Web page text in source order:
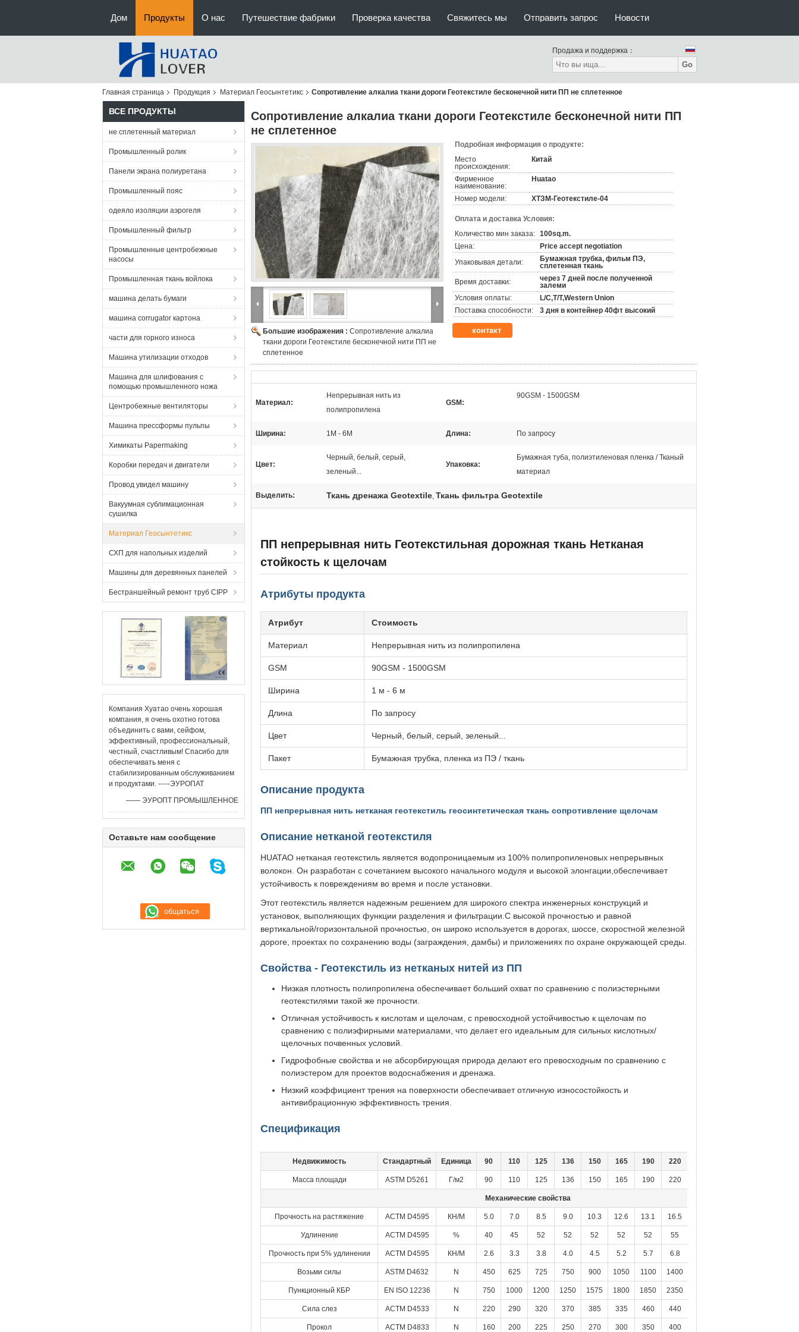
Дом Продукты О нас Путешествие фабрики Проверка качества Свяжитесь мы Отправить запрос Новости
Продажа и поддержка：
Go
Главная страница Продукция Материал Геосынтетикс Сопротивление алкалиа ткани дороги Геотекстиле бесконечной нити ПП не сплетенное
ВСЕ ПРОДУКТЫ
не сплетенный материал
Промышленный ролик
Панели экрана полиуретана
Промышленный пояс
одеяло изоляции аэрогеля
Промышленный фильтр
Промышленные центробежные
насосы
Промышленная ткань войлока
машина делать бумаги
машина corrugator картона
части для горного износа
Машина утилизации отходов
Машина для шлифования с
помощью промышленного ножа
Центробежные вентиляторы
Машина прессформы пульпы
Химикаты Papermaking
Коробки передач и двигатели
Провод увидел машину
Вакуумная сублимационная
сушилка
Материал Геосынтетикс
СХП для напольных изделий
Машины для деревянных панелей
Бестраншейный ремонт труб CIPP
Компания Хуатао очень хорошая
компания, я очень охотно готова
объединить с вами, сейфом,
эффективный, профессиональный,
честный, счастливым! Спасибо для
обеспечивать меня с
стабилизированным обслуживанием
и продуктами. -----ЭУРОПАТ
—— ЭУРОПТ ПРОМЫШЛЕННОЕ
Оставьте нам сообщение
Сопротивление алкалиа ткани дороги Геотекстиле бесконечной нити ПП
не сплетенное
Большие изображения : Сопротивление алкалиа
ткани дороги Геотекстиле бесконечной нити ПП не
сплетенное
Подробная информация о продукте:
Место
происхождения:
Китай
Фирменное
наименование:
Huatao
Номер модели: ХТЗМ-Геотекстиле-04
Оплата и доставка Условия:
Количество мин заказа: 100sq.m.
Цена:
Price accept negotiation
Упаковывая детали:
Бумажная трубка, фильм ПЭ,
сплетенная ткань
Время доставки:
через 7 дней после полученной
залеми
Условия оплаты:
L/C,T/T,Western Union
Поставка способности:
3 дня в контейнер 40фт высокий
контакт
Материал:
Непрерывная нить из
полипропилена
GSM:
90GSM - 1500GSM
Ширина: 1M - 6M Длина: По запросу
Цвет:
Черный, белый, серый,
зеленый...
Упаковка:
Бумажная туба, полиэтиленовая пленка / Тканый
материал
Выделить: Ткань дренажа Geotextile, Ткань фильтра Geotextile
ПП непрерывная нить Геотекстильная дорожная ткань Нетканая
стойкость к щелочам
Атрибуты продукта
Атрибут Стоимость
Материал Непрерывная нить из полипропилена
GSM 90GSM - 1500GSM
Ширина 1 м - 6 м
Длина По запросу
Цвет Черный, белый, серый, зеленый...
Пакет Бумажная трубка, пленка из ПЭ / ткань
Описание продукта
ПП непрерывная нить нетканая геотекстиль геосинтетическая ткань сопротивление щелочам
Описание нетканой геотекстиля
HUATAO нетканая геотекстиль является водопроницаемым из 100% полипропиленовых непрерывных
волокон. Он разработан с сочетанием высокого начального модуля и высокой элонгации,обеспечивает
устойчивость к повреждениям во время и после установки.
Этот геотекстиль является надежным решением для широкого спектра инженерных конструкций и
установок, выполняющих функции разделения и фильтрации.С высокой прочностью и равной
вертикальной/горизонтальной прочностью, он широко используется в дорогах, шоссе, скоростной железной
дороге, проектах по сохранению воды (заграждения, дамбы) и приложениях по охране окружающей среды.
Свойства - Геотекстиль из нетканых нитей из ПП
Низкая плотность полипропилена обеспечивает больший охват по сравнению с полиэстерными
геотекстилями такой же прочности.
Отличная устойчивость к кислотам и щелочам, с превосходной устойчивостью к щелочам по
сравнению с полиэфирными материалами, что делает его идеальным для сильных кислотных/
щелочных почвенных условий.
Гидрофобные свойства и не абсорбирующая природа делают его превосходным по сравнению с
полиэстером для проектов водоснабжения и дренажа.
Низкий коэффициент трения на поверхности обеспечивает отличную износостойкость и
антивибрационную эффективность трения.
Спецификация
Недвижимость Стандартный Единица 90 110 125 136 150 165 190 220
Масса площади ASTM D5261 Г/м2 90 110 125 136 150 165 190 220
Механические свойства
Прочность на растяжение АСТМ D4595 КН/М 5.0 7.0 8.5 9.0 10.3 12.6 13.1 16.5
Удлинение АСТМ D4595 % 40 45 52 52 52 52 52 55
Прочность при 5% удлинении АСТМ D4595 КН/М 2.6 3.3 3.8 4.0 4.5 5.2 5.7 6.8
Возьми силы ASTM D4632 N 450 625 725 750 900 1050 1100 1400
Пункционный КБР EN ISO 12236 N 750 1000 1200 1250 1575 1800 1850 2350
Сила слез АСТМ D4533 N 220 290 320 370 385 335 460 440
Прокол АСТМ D4833 N 160 200 225 250 270 300 350 400